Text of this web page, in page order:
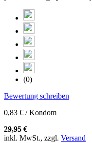
(0)
Bewertung schreiben
0,83 € / Kondom
29,95 €
inkl. MwSt., zzgl. Versand